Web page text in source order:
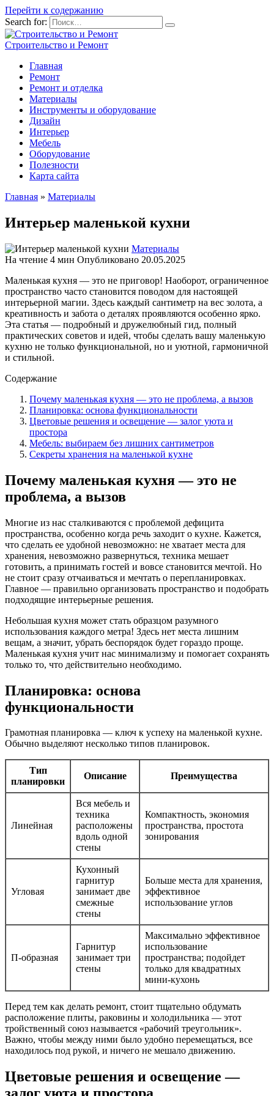
Перейти к содержанию
Search for:
Строительство и Ремонт
Главная
Ремонт
Ремонт и отделка
Материалы
Инструменты и оборудование
Дизайн
Интерьер
Мебель
Оборудование
Полезности
Карта сайта
Главная » Материалы
Интерьер маленькой кухни
Материалы
На чтение 4 мин Опубликовано 20.05.2025
Маленькая кухня — это не приговор! Наоборот, ограниченное
пространство часто становится поводом для настоящей
интерьерной магии. Здесь каждый сантиметр на вес золота, а
креативность и забота о деталях проявляются особенно ярко.
Эта статья — подробный и дружелюбный гид, полный
практических советов и идей, чтобы сделать вашу маленькую
кухню не только функциональной, но и уютной, гармоничной
и стильной.
Содержание
Почему маленькая кухня — это не проблема, а вызов
Планировка: основа функциональности
Цветовые решения и освещение — залог уюта и
простора
Мебель: выбираем без лишних сантиметров
Секреты хранения на маленькой кухне
Почему маленькая кухня — это не
проблема, а вызов
Многие из нас сталкиваются с проблемой дефицита
пространства, особенно когда речь заходит о кухне. Кажется,
что сделать ее удобной невозможно: не хватает места для
хранения, невозможно развернуться, техника мешает
готовить, а принимать гостей и вовсе становится мечтой. Но
не стоит сразу отчаиваться и мечтать о перепланировках.
Главное — правильно организовать пространство и подобрать
подходящие интерьерные решения.
Небольшая кухня может стать образцом разумного
использования каждого метра! Здесь нет места лишним
вещам, а значит, убрать беспорядок будет гораздо проще.
Маленькая кухня учит нас минимализму и помогает сохранять
только то, что действительно необходимо.
Планировка: основа
функциональности
Грамотная планировка — ключ к успеху на маленькой кухне.
Обычно выделяют несколько типов планировок.
Тип
планировки
Описание Преимущества
Линейная
Вся мебель и
техника
расположены
вдоль одной
стены
Компактность, экономия
пространства, простота
зонирования
Угловая
Кухонный
гарнитур
занимает две
смежные
стены
Больше места для хранения,
эффективное
использование углов
П-образная
Гарнитур
занимает три
стены
Максимально эффективное
использование
пространства; подойдет
только для квадратных
мини-кухонь
Перед тем как делать ремонт, стоит тщательно обдумать
расположение плиты, раковины и холодильника — этот
тройственный союз называется «рабочий треугольник».
Важно, чтобы между ними было удобно перемещаться, все
находилось под рукой, и ничего не мешало движению.
Цветовые решения и освещение —